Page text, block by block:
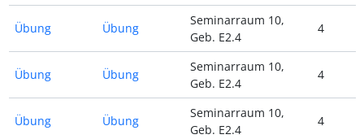
Übung Übung
Seminarraum 10,
Geb. E2.4
4
Übung Übung
Seminarraum 10,
Geb. E2.4
4
Übung Übung
Seminarraum 10,
Geb. E2.4
4